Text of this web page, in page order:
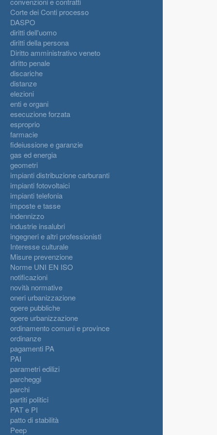
Corte dei Conti processo
DASPO
diritti dell'uomo
diritti della persona
Diritto amministrativo veneto
diritto penale
discariche
distanze
elezioni
enti e organi
esecuzione forzata
esproprio
farmacie
fideiussione e garanzie
gas ed energia
geometri
impianti distribuzione carburanti
impianti fotovoltaici
impianti telefonia
imposte e tasse
indennizzo
industrie insalubri
ingegneri e altri professionisti
Interesse culturale
Misure prevenzione
Norme UNI EN ISO
notificazioni
novità normative
oneri urbanizzazione
opere pubbliche
opere urbanizzazione
ordinamento comuni e province
ordinanze
pagamenti PA
PAI
parametri edilizi
parcheggi
parchi
partiti politici
PAT e PI
patto di stabilità
Peep